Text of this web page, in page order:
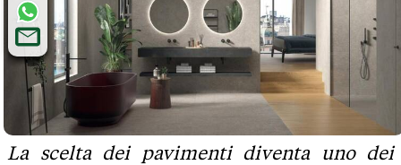
La scelta dei pavimenti diventa uno dei